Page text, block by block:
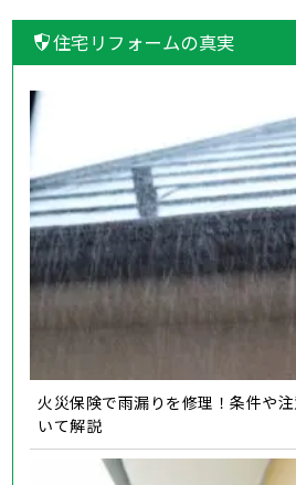
住宅リフォームの真実
火災保険で雨漏りを修理！条件や
いて解説